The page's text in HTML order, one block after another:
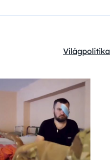
Kategóriák:
Világpolitika